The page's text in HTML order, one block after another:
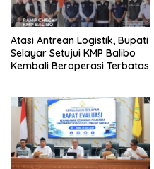
Atasi Antrean Logistik, Bupati
Selayar Setujui KMP Balibo
Kembali Beroperasi Terbatas